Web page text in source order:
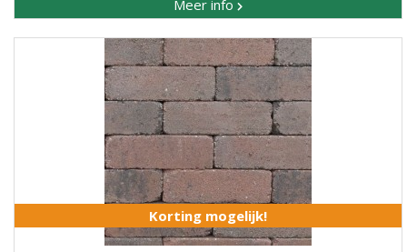
Meer info
Korting mogelijk!